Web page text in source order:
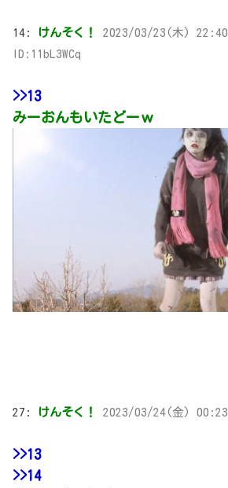
14: けんそく！
2023/03/23(木)
ID:11bL3WCq
>>13
みーおんもいたどーｗ
27: けんそく！ 2023/03/24(金)
>>13
>>14